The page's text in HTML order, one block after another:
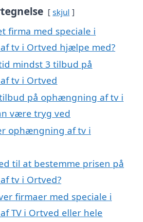
skjul
firma med speciale i
tv i Ortved hjælpe med?
mindst 3 tilbud på
tv i Ortved
på ophængning af tv i
være tryg ved
ophængning af tv i
til at bestemme prisen på
tv i Ortved?
firmaer med speciale i
TV i Ortved eller hele